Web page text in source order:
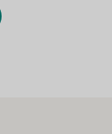
Website